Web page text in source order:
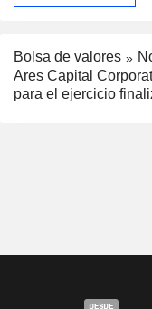
Bolsa de valores
Ares Capital
para el ejercicio